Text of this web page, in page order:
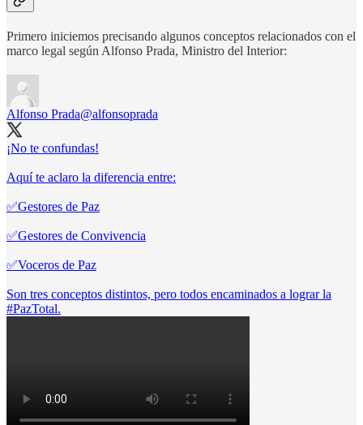
Primero iniciemos precisando algunos conceptos relacionados con el
marco legal según Alfonso Prada, Ministro del Interior:
Alfonso Prada@alfonsoprada
¡No te confundas!
Aquí te aclaro la diferencia entre:
✅Gestores de Paz
✅Gestores de Convivencia
✅Voceros de Paz
Son tres conceptos distintos, pero todos encaminados a lograr la
#PazTotal.